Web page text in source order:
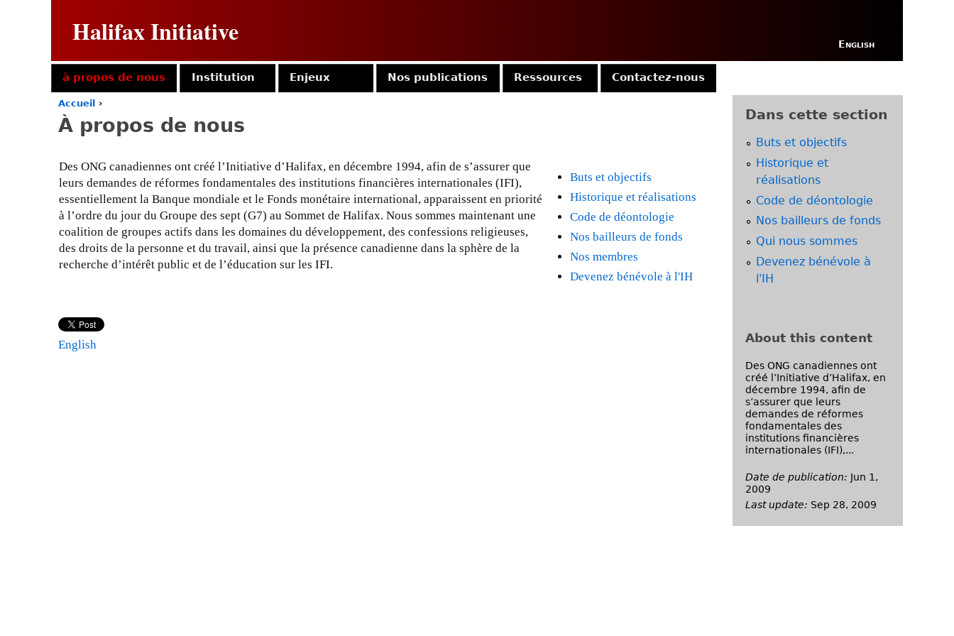
Halifax Initiative English
Y
o
r
e
h
e
r
e
Accueil ›
À propos de nous
Des ONG canadiennes ont créé l’Initiative d’Halifax, en décembre 1994, afin de s’assurer que
leurs demandes de réformes fondamentales des institutions financières internationales (IFI),
essentiellement la Banque mondiale et le Fonds monétaire international, apparaissent en priorité
à l’ordre du jour du Groupe des sept (G7) au Sommet de Halifax. Nous sommes maintenant une
coalition de groupes actifs dans les domaines du développement, des confessions religieuses,
des droits de la personne et du travail, ainsi que la présence canadienne dans la sphère de la
recherche d’intérêt public et de l’éducation sur les IFI.
Buts et objectifs
Historique et réalisations
Code de déontologie
Nos bailleurs de fonds
Nos membres
Devenez bénévole à l'IH
English
à propos de nous Institution Enjeux Nos publications Ressources Contactez-nous
Dans cette section
Buts et objectifs
Historique et
réalisations
Code de déontologie
Nos bailleurs de fonds
Qui nous sommes
Devenez bénévole à
l'IH
About this content
Des ONG canadiennes ont
créé l’Initiative d’Halifax, en
décembre 1994, afin de
s’assurer que leurs
demandes de réformes
fondamentales des
institutions financières
internationales (IFI),...
Date de publication: Jun 1,
2009
Last update: Sep 28, 2009